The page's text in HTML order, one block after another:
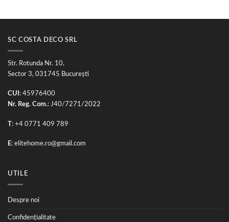
SC COSTA DECO SRL
Str. Rotunda Nr. 10,
Sector 3, 031745 București
CUI : 45976400
Nr. Reg. Com.: J40/7271/2022
T: +4 0771 409 789
E: elitehome.ro@gmail.com
UTILE
Despre noi
Confidențialitate